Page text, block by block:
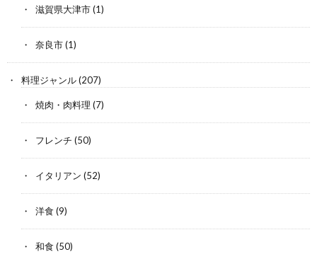
滋賀県大津市(1)
奈良市(1)
料理ジャンル(207)
焼肉・肉料理 (7)
フレンチ (50)
イタリアン (52)
洋食 (9)
和食 (50)